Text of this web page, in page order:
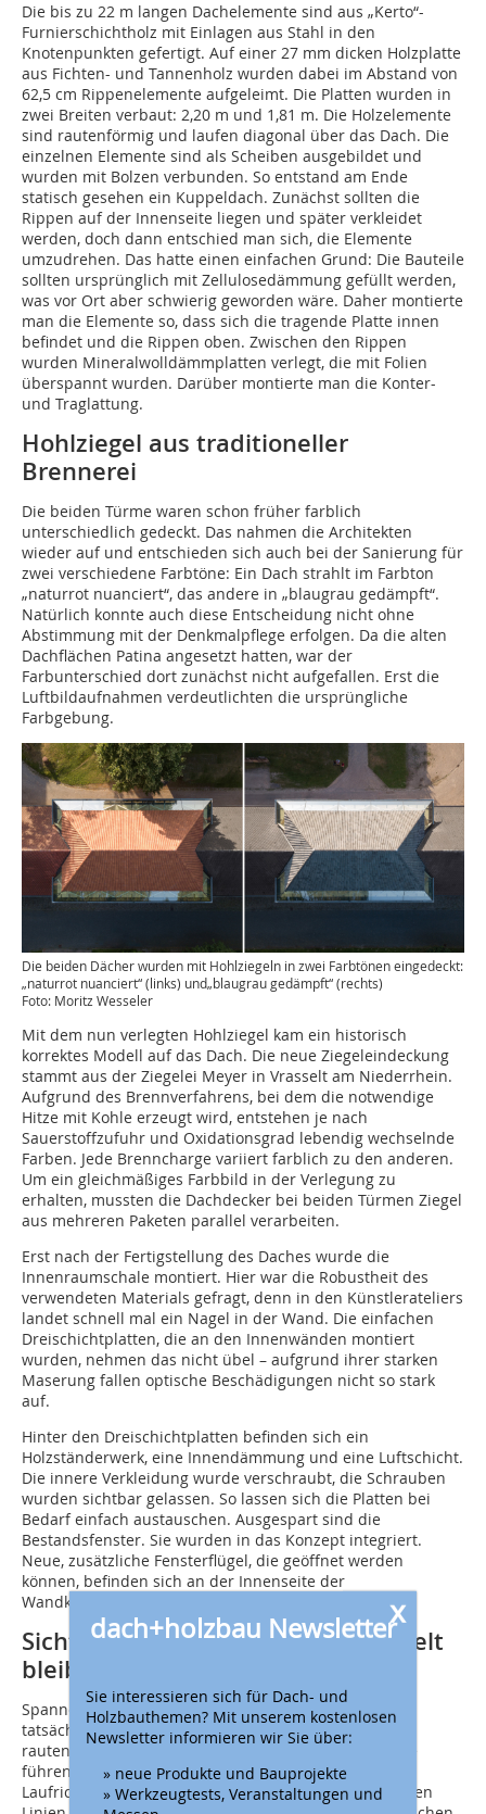
Die bis zu 22 m langen Dachelemente sind aus „Kerto“-
Furnierschichtholz mit Einlagen aus Stahl in den
Knotenpunkten gefertigt. Auf einer 27 mm dicken Holzplatte
aus Fichten- und Tannenholz wurden dabei im Abstand von
62,5 cm Rippenelemente aufgeleimt. Die Platten wurden in
zwei Breiten verbaut: 2,20 m und 1,81 m. Die Holzelemente
sind rautenförmig und laufen diagonal über das Dach. Die
einzelnen Elemente sind als Scheiben ausgebildet und
wurden mit Bolzen verbunden. So entstand am Ende
statisch gesehen ein Kuppeldach. Zunächst sollten die
Rippen auf der Innenseite liegen und später verkleidet
werden, doch dann entschied man sich, die Elemente
umzudrehen. Das hatte einen einfachen Grund: Die Bauteile
sollten ursprünglich mit Zellulosedämmung gefüllt werden,
was vor Ort aber schwierig geworden wäre. Daher montierte
man die Elemente so, dass sich die tragende Platte innen
befindet und die Rippen oben. Zwischen den Rippen
wurden Mineralwolldämmplatten verlegt, die mit Folien
überspannt wurden. Darüber montierte man die Konter-
und Traglattung.
Hohlziegel aus traditioneller
Brennerei
Die beiden Türme waren schon früher farblich
unterschiedlich gedeckt. Das nahmen die Architekten
wieder auf und entschieden sich auch bei der Sanierung für
zwei verschiedene Farbtöne: Ein Dach strahlt im Farbton
„naturrot nuanciert“, das andere in „blaugrau gedämpft“.
Natürlich konnte auch diese Entscheidung nicht ohne
Abstimmung mit der Denkmalpflege erfolgen. Da die alten
Dachflächen Patina angesetzt hatten, war der
Farbunterschied dort zunächst nicht aufgefallen. Erst die
Luftbildaufnahmen verdeutlichten die ursprüngliche
Farbgebung.
Die beiden Dächer wurden mit Hohlziegeln in zwei Farbtönen eingedeckt:
„naturrot nuanciert“ (links) und„blaugrau gedämpft“ (rechts)
Foto: Moritz Wesseler
Mit dem nun verlegten Hohlziegel kam ein historisch
korrektes Modell auf das Dach. Die neue Ziegeleindeckung
stammt aus der Ziegelei Meyer in Vrasselt am Niederrhein.
Aufgrund des Brennverfahrens, bei dem die notwendige
Hitze mit Kohle erzeugt wird, entstehen je nach
Sauerstoffzufuhr und Oxidationsgrad lebendig wechselnde
Farben. Jede Brenncharge variiert farblich zu den anderen.
Um ein gleichmäßiges Farbbild in der Verlegung zu
erhalten, mussten die Dachdecker bei beiden Türmen Ziegel
aus mehreren Paketen parallel verarbeiten.
Erst nach der Fertigstellung des Daches wurde die
Innenraumschale montiert. Hier war die Robustheit des
verwendeten Materials gefragt, denn in den Künstlerateliers
landet schnell mal ein Nagel in der Wand. Die einfachen
Dreischichtplatten, die an den Innenwänden montiert
wurden, nehmen das nicht übel – aufgrund ihrer starken
Maserung fallen optische Beschädigungen nicht so stark
auf.
Hinter den Dreischichtplatten befinden sich ein
Holzständerwerk, eine Innendämmung und eine Luftschicht.
Die innere Verkleidung wurde verschraubt, die Schrauben
wurden sichtbar gelassen. So lassen sich die Platten bei
Bedarf einfach austauschen. Ausgespart sind die
Bestandsfenster. Sie wurden in das Konzept integriert.
Neue, zusätzliche Fensterflügel, die geöffnet werden
können, befinden sich an der Innenseite der
Wandkonstruktion.
Sichtbare Hölzer sollen unbehandelt
bleiben
Spannend ist die Untersicht auf das Dach: Hier ist
tatsächlich das Tragwerk zu sehen, auch wenn das
rautenförmige Muster den Betrachter leicht in die Irre
führen kann. Doch die Maserung des Holzes gibt die
Laufrichtung der Elemente vor, die quer dazu laufenden
x
dach+holzbau Newsletter
Sie interessieren sich für Dach- und
Holzbauthemen? Mit unserem kostenlosen
Newsletter informieren wir Sie über:
» neue Produkte und Bauprojekte
» Werkzeugtests, Veranstaltungen und